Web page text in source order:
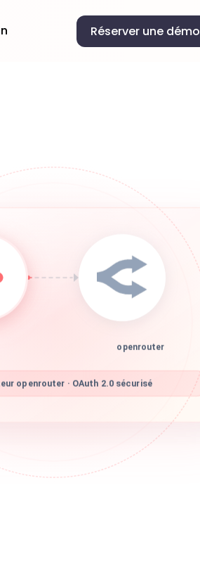
Réserver une démo
openrouter
openrouter · OAuth 2.0 sécurisé